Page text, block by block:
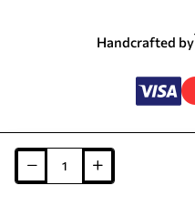
Handcrafted by